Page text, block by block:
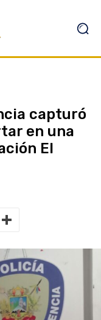
capturó
en una
El